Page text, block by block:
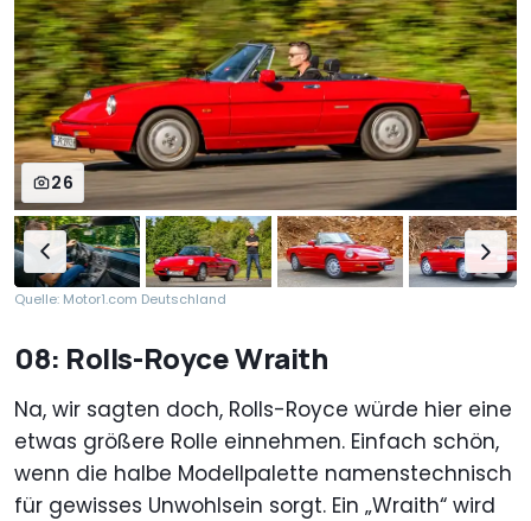
26
Quelle: Motor1.com Deutschland
08: Rolls-Royce Wraith
Na, wir sagten doch, Rolls-Royce würde hier eine
etwas größere Rolle einnehmen. Einfach schön,
wenn die halbe Modellpalette namenstechnisch
für gewisses Unwohlsein sorgt. Ein „Wraith“ wird